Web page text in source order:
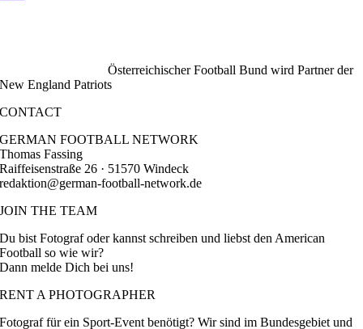
Österreichischer Football Bund wird Partner der
New England Patriots
CONTACT
GERMAN FOOTBALL NETWORK
Thomas Fassing
Raiffeisenstraße 26 · 51570 Windeck
redaktion@german-football-network.de
JOIN THE TEAM
Du bist Fotograf oder kannst schreiben und liebst den American
Football so wie wir?
Dann melde Dich bei uns!
RENT A PHOTOGRAPHER
Fotograf für ein Sport-Event benötigt? Wir sind im Bundesgebiet und